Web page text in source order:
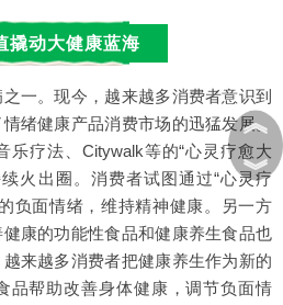
撬动大健康蓝海
一。现今，越来越多消费者意识到
绪健康产品消费市场的迅猛发展。
乐疗法、Citywalk等的“心灵疗愈大
火出圈。消费者试图通过“心灵疗
负面情绪，维持精神健康。另一方
康的功能性食品和健康养生食品也
来越多消费者把健康养生作为新的
品帮助改善身体健康，调节负面情
︽
︾